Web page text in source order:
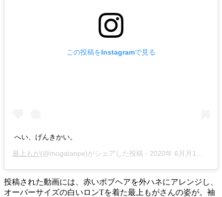
この投稿をInstagramで見る
へい、げんきかい。
最上もが(@mogatanpe)がシェアした投稿 - 2020年 6月月1日午前4時05分PDT
投稿された動画には、赤いボブヘアを外ハネにアレンジし、
オーバーサイズの白いロンTを着た最上もがさんの姿が。袖